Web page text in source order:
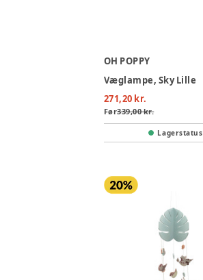
OH POPPY
Væglampe, Sky Lille
271,20 kr.
Før339,00 kr.
Lagerstatus